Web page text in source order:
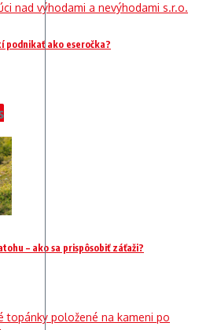
podnikať ako eseročka?
– ako sa prispôsobiť záťaži?